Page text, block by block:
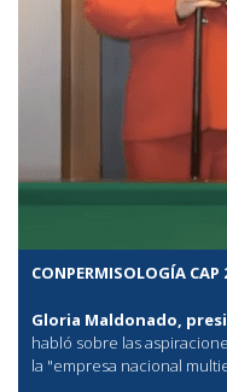
CONPERMISOLOGÍA CAP
Gloria Maldonado,
habló sobre las
la "empresa nacional